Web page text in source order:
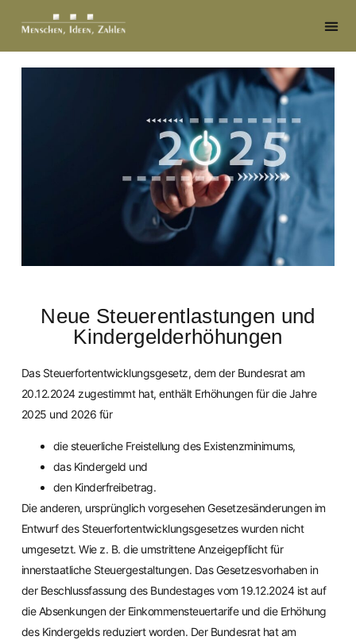
Neue Steuerentlastungen und
Kindergelderhöhungen
Das Steuerfortentwicklungsgesetz, dem der Bundesrat am
20.12.2024 zugestimmt hat, enthält Erhöhungen für die Jahre
2025 und 2026 für
die steuerliche Freistellung des Existenzminimums,
das Kindergeld und
den Kinderfreibetrag.
Die anderen, ursprünglich vorgesehen Gesetzesänderungen im
Entwurf des Steuerfortentwicklungsgesetzes wurden nicht
umgesetzt. Wie z. B. die umstrittene Anzeigepflicht für
innerstaatliche Steuergestaltungen. Das Gesetzesvorhaben in
der Beschlussfassung des Bundestages vom 19.12.2024 ist auf
die Absenkungen der Einkommensteuertarife und die Erhöhung
des Kindergelds reduziert worden. Der Bundesrat hat am